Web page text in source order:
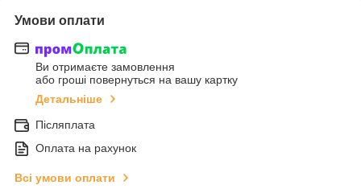
Умови оплати
Ви отримаєте замовлення
або гроші повернуться на вашу картку
Детальніше
Післяплата
Оплата на рахунок
Всі умови оплати